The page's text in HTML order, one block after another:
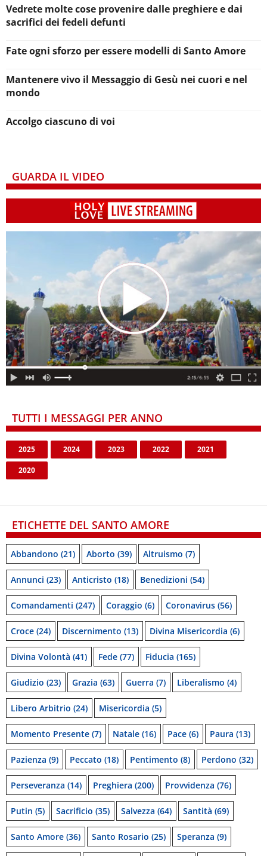
Vedrete molte cose provenire dalle preghiere e dai
sacrifici dei fedeli defunti
Fate ogni sforzo per essere modelli di Santo Amore
Mantenere vivo il Messaggio di Gesù nei cuori e nel
mondo
Accolgo ciascuno di voi
GUARDA IL VIDEO
TUTTI I MESSAGGI PER ANNO
2025 2024 2023 2022 2021
2020
ETICHETTE DEL SANTO AMORE
Abbandono (21) Aborto (39) Altruismo (7)
Annunci (23) Anticristo (18) Benedizioni (54)
Comandamenti (247) Coraggio (6) Coronavirus (56)
Croce (24) Discernimento (13) Divina Misericordia (6)
Divina Volontà (41) Fede (77) Fiducia (165)
Giudizio (23) Grazia (63) Guerra (7) Liberalismo (4)
Libero Arbitrio (24) Misericordia (5)
Momento Presente (7) Natale (16) Pace (6) Paura (13)
Pazienza (9) Peccato (18) Pentimento (8) Perdono (32)
Perseveranza (14) Preghiera (200) Provvidenza (76)
Putin (5) Sacrificio (35) Salvezza (64) Santità (69)
Santo Amore (36) Santo Rosario (25) Speranza (9)